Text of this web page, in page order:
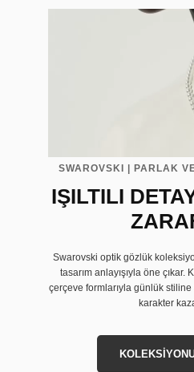
SWAROVSKI | PARLAK
IŞILTILI
Swarovski optik gözlük
tasarım anlayışıyla öne
çerçeve formlarıyla günlük stiline
karakter